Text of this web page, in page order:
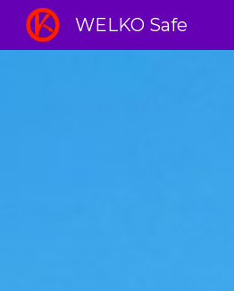
WELKO Safe